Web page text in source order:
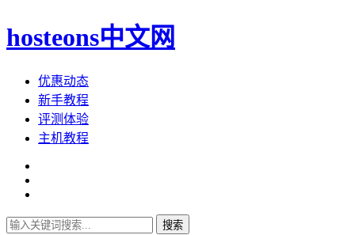
hosteons中文网
优惠动态
新手教程
评测体验
主机教程
搜索